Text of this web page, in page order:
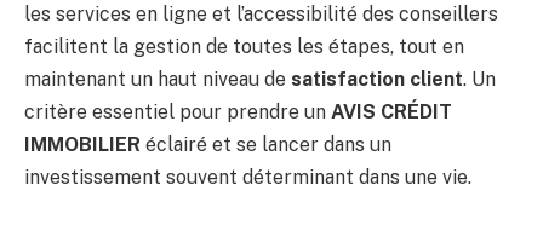
les services en ligne et l’accessibilité des conseillers
facilitent la gestion de toutes les étapes, tout en
maintenant un haut niveau de satisfaction client. Un
critère essentiel pour prendre un AVIS CRÉDIT
IMMOBILIER éclairé et se lancer dans un
investissement souvent déterminant dans une vie.